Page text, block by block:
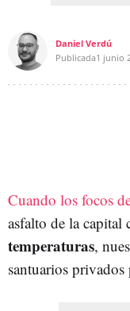
Daniel Verdú
Publicada1 junio
Cuando los focos
asfalto de la capital
temperaturas,
santuarios privados